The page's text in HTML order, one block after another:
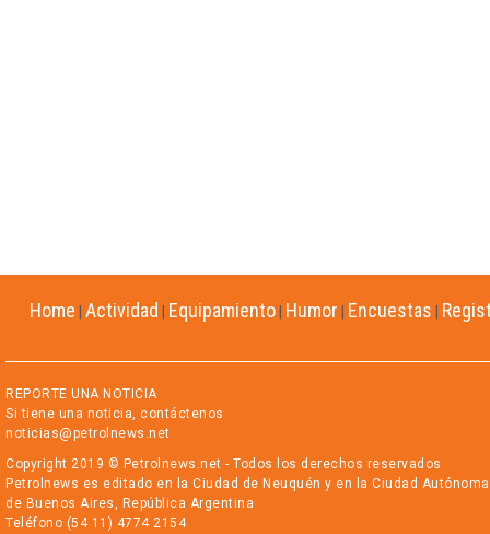
Home Actividad Equipamiento Humor Encuestas
REPORTE UNA NOTICIA
Si tiene una noticia, contáctenos
noticias@petrolnews.net
Copyright 2019 © Petrolnews.net - Todos los derechos reservados
Petrolnews es editado en la Ciudad de Neuquén y en la Ciudad Autónoma
de Buenos Aires, República Argentina
Teléfono (54 11) 4774 2154